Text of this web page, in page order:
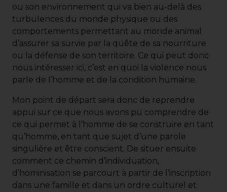
ou son environnement qui va bien au-delà des
turbulences du monde physique ou des
comportements permettant au monde animal
d’assurer sa survie par la quête de sa nourriture
ou la défense de son territoire. Ce qui peut donc
nous intéresser ici, c’est en quoi la violence nous
parle de l’homme et de la condition humaine.
Mon point de départ sera donc de reprendre
appui sur ce que nous avons pu comprendre de
ce qui permet à l’homme de se construire en tant
qu’homme, en tant que sujet d’une parole
singulière et être conscient. De situer ensuite
comment ce chemin d’individuation,
d’hominisation se parcourt à partir de l’inscription
dans une famille et dans un ordre culturel et